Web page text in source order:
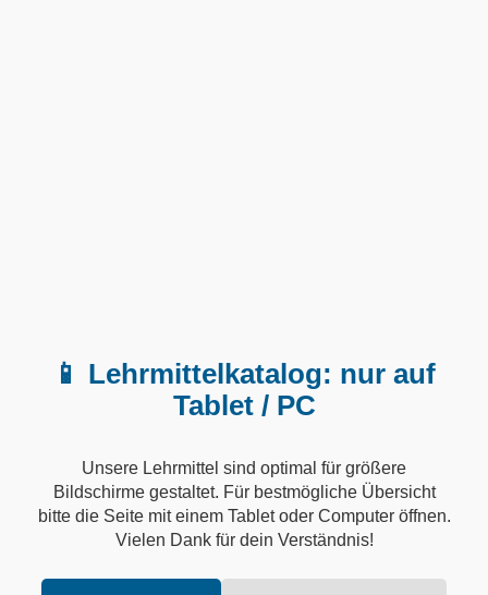
📱 Lehrmittelkatalog: nur auf
Tablet / PC
Unsere Lehrmittel sind optimal für größere
Bildschirme gestaltet. Für bestmögliche Übersicht
bitte die Seite mit einem Tablet oder Computer öffnen.
Vielen Dank für dein Verständnis!